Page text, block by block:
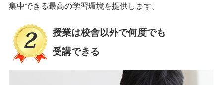
集中できる最高の学習環境を提供します。
授業は校舎以外で何度でも
受講できる